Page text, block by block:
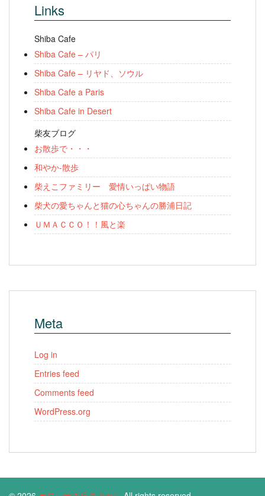
Links
Shiba Cafe
Shiba Cafe – パリ
Shiba Cafe – リヤド、ソウル
Shiba Cafe a Paris
Shiba Cafe in Desert
柴友ブログ
お散歩で・・・
和やか-散歩
柴えこファミリー 愛情いっぱい物語
柴犬の愛ちゃんと猫の心ちゃんの勝浦日記
ＵＭＡＣＣＯ！！風と楽
Meta
Log in
Entries feed
Comments feed
WordPress.org